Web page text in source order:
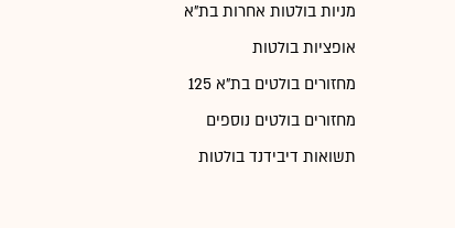
מניות בולטות אחרות בת"א
אופציות בולטות
מחזורים בולטים בת"א 125
מחזורים בולטים נוספים
תשואות דיבידנד בולטות